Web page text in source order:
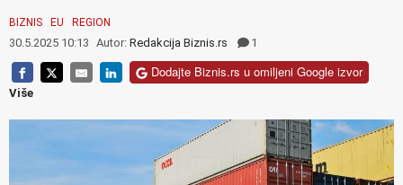
BIZNIS EU REGION
30.5.2025 10:13 Autor: Redakcija Biznis.rs 1
Dodajte Biznis.rs u omiljeni Google izvor
Više